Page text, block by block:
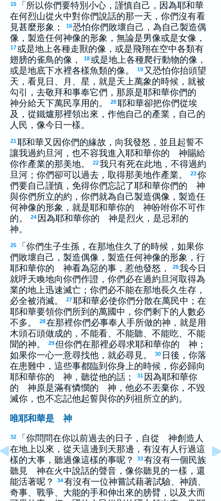
15
「所以你們要特別小心，謹慎自己，因為耶和華
在何烈山從火中對你們說話的那一天，你們沒有看
見甚麼形象；
16恐怕你們敗壞自己，為自己製造偶
像，製造任何神像的形象，無論是男像或是女像，
17或是地上各種走獸的像，或是飛翔在空中各類有
翅膀的雀鳥的像，
18或是地上各種爬行動物的像，
或是地底下水裡各樣魚類的像。
19 又恐怕你抬頭望
天，看見日、月、星，就是天上萬象的時候，就被
勾引，去敬拜和事奉它們，那原是耶和華你們的
神分給天下萬民享用的。
20耶和華卻把你們從埃
及，從鐵爐那裡領出來，作他自己的產業，自己的
人民，像今日一樣。
21耶和華又因你們的緣故，向我發怒，並且起誓不
讓我過約旦河，也不容我進入耶和華你的 神賜給
你作產業的那美地。
22我只有死在此地，不得過約
旦河；你們卻可以過去，取得那美地作產業。
23你
們要自己謹慎，免得你們忘記了耶和華你們的 神
與你們所立的約，你們就為自己製造偶像，製造任
何神像的形象，就是耶和華你的 神吩咐你不可作
的。
24 因為耶和華你的 神是烈火，是忌邪的
神。
25
「你們生子生孫，在那地住久了的時候，如果你
們敗壞自己，製造偶像，製造任何神像的形象，行
耶和華你的 神看為惡的事，惹他發怒，
26我今日
就呼天喚地向你們作證，你們必在過約旦河取得為
業的地上迅速滅亡；你們必不能在那地長久生存，
必全被消滅。
27耶和華必使你們分散在萬民中；在
耶和華要領你們所到的萬國中，你們剩下的人數必
不多。
28在那裡你們必事奉人手所做的神，就是用
木頭石頭做成的，不能看、不能聽、不能吃、不能
聞的神。
29但你們在那裡必尋求耶和華你的 神；
如果你一心一意尋找他，就必尋見。
30 日後，你落
在患難中，這些事都臨到你身上的時候，你必歸向
耶和華你的 神，聽從他的話；
31 因為耶和華你
的 神原是滿有憐憫的 神，他必不丟棄你，不毀
滅你，也不忘記他起誓與你的列祖所立的約。
唯耶和華是 神
32
「你問問在你以前過去的日子，自從 神創造人
在地上以來，從天這邊到天那邊，有沒有人行過這
樣的大事，聽過像這樣的事呢？
33有沒有一個民族
聽見 神在火中說話的聲音，像你聽見的一樣，還
能活著呢？
34有沒有一位神嘗試藉著試驗、神蹟、
奇事、戰爭、大能的手和伸出來的膀臂，以及大而